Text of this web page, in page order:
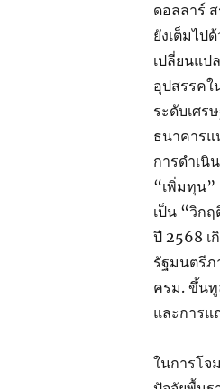
ดอลลาร์
ยังเต็มไป
เปลี่ยนแป
อุปสรรคใ
ระดับเศร
ธนาคารแ
การดำเนิ
“เพิ่มทุน”
เป็น “วิก
ปี 2568 เ
รัฐมนตรีภ
ครม. ขึ้นทู
และการแ
ในการโจ